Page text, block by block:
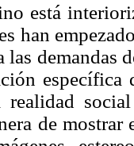
está
han
las demandas
realidad
de